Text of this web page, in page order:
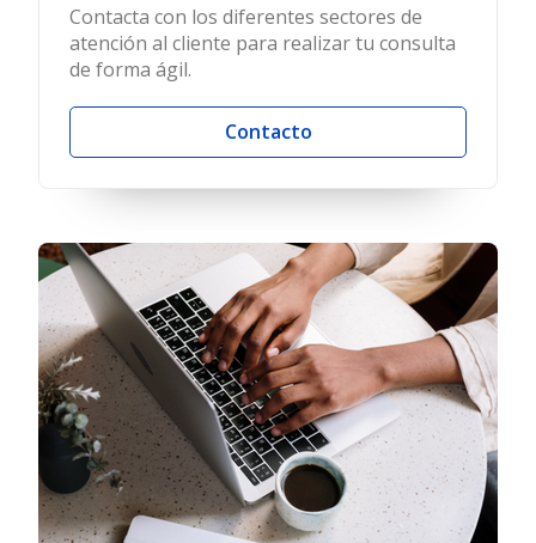
Contacta con los diferentes sectores de
atención al cliente para realizar tu consulta
de forma ágil.
Contacto